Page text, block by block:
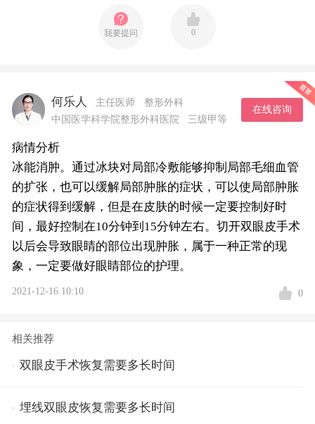
我要提问 0
何乐人 主任医师
整形外科
中国医学科学院整形外科医院
三级甲等
在线咨询
病情分析
冰能消肿。通过冰块对局部冷敷能够抑制局部毛细血管
的扩张，也可以缓解局部肿胀的症状，可以使局部肿胀
的症状得到缓解，但是在皮肤的时候一定要控制好时
间，最好控制在10分钟到15分钟左右。切开双眼皮手术
以后会导致眼睛的部位出现肿胀，属于一种正常的现
象，一定要做好眼睛部位的护理。
2021-12-16 10:10 0
相关推荐
双眼皮手术恢复需要多长时间
埋线双眼皮恢复需要多长时间